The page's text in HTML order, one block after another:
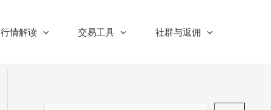
行情解读 交易工具 社群与返佣